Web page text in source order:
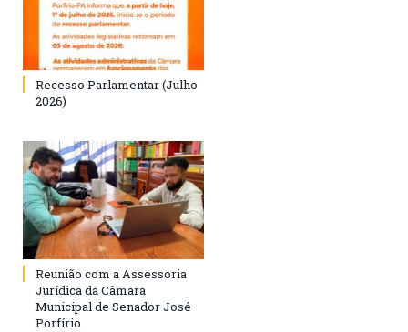
Recesso Parlamentar (Julho
2026)
Reunião com a Assessoria
Jurídica da Câmara
Municipal de Senador José
Porfírio